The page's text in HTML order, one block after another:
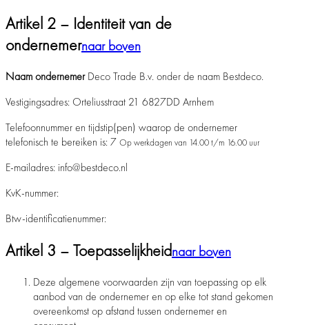
Artikel 2 – Identiteit van de
ondernemernaar boven
Naam ondernemerDeco Trade B.v. onder de naam Bestdeco.
Vestigingsadres: Orteliusstraat 21 6827DD Arnhem
Telefoonnummer en tijdstip(pen) waarop de ondernemer
telefonisch te bereiken is: 7 Op werkdagen van 14.00 t/m 16.00 uur
E-mailadres: info@bestdeco.nl
KvK-nummer:
Btw-identificatienummer:
Artikel 3 – Toepasselijkheidnaar boven
Deze algemene voorwaarden zijn van toepassing op elk
aanbod van de ondernemer en op elke tot stand gekomen
overeenkomst op afstand tussen ondernemer en